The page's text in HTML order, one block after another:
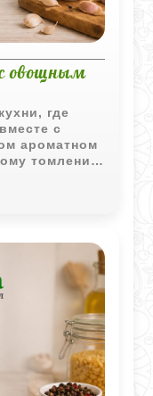
овощным
где
с
ароматном
томлению
и